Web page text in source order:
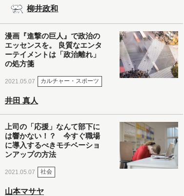
柳井政和
漫画『進撃の巨人』で政治の
エッセンスを。 良質なエンタ
ーテイメントは「政治離れ」
の処方箋
2021.05.07 カルチャー・スポーツ
井田 真人
上司の「応援」なんて部下に
は響かない！？ 今すぐ職場
に導入するべきモチベーショ
ンアップの方法
2021.05.07 社会
山本マサヤ